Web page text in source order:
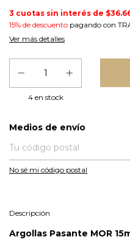
3 cuotas sin interés de
15% de descuento pagando con
Ver más detalles
4en stock
Entregas para el CP:
Medios de envío
No sé mi código postal
Descripción
Argollas Pasante MOR